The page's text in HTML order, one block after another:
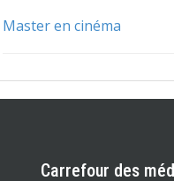
Master en cinéma
Carrefour des